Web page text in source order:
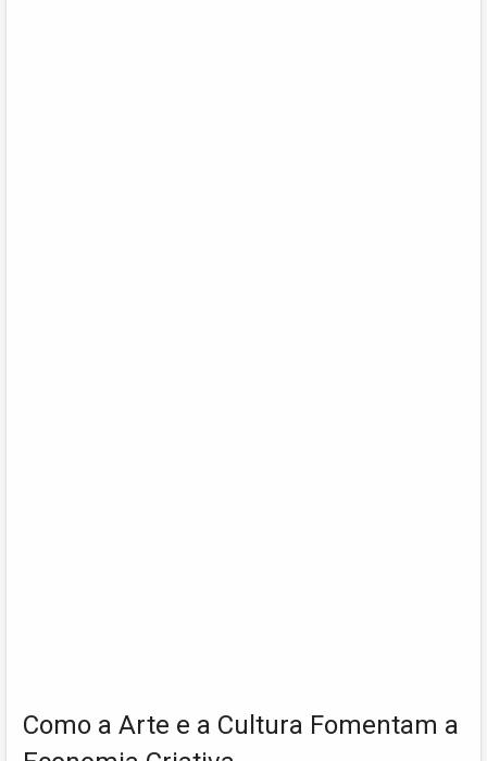
Como a Arte e a Cultura Fomentam a